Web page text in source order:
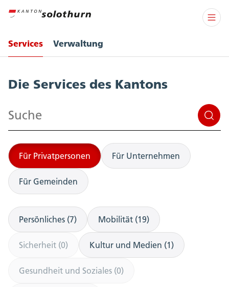
Services Verwaltung
Die Services des Kantons
Suchen
Für Privatpersonen Für Unternehmen
Für Gemeinden
Persönliches (7) Mobilität (19)
Sicherheit (0) Kultur und Medien (1)
Gesundheit und Soziales (0)